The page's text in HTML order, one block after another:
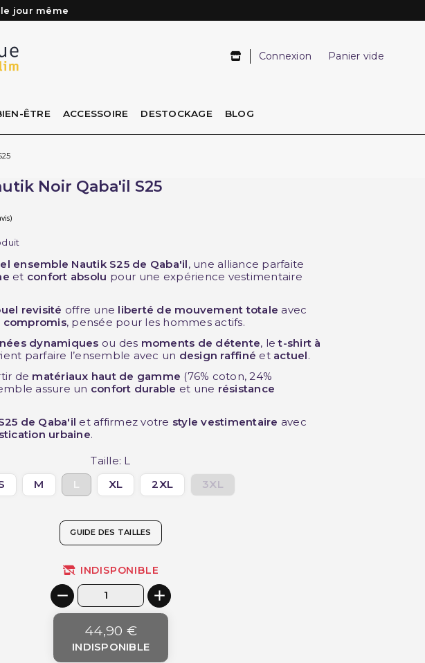
FAQ
(lun au Vend)
Connexion Panier vide
ÊTRE ACCESSOIRE DESTOCKAGE BLOG
Noir Qaba'il S25
ensemble Nautik S25 de Qaba'il, une alliance parfaite
et confort absolu pour une expérience vestimentaire
revisité offre une liberté de mouvement totale avec
compromis, pensée pour les hommes actifs.
dynamiques ou des moments de détente, let-shirt à
parfaire l’ensemble avec un design raffiné et actuel.
de matériaux haut de gamme (76% coton, 24%
assure un confort durable et une résistance
de Qaba'il et affirmez votre style vestimentaire avec
urbaine.
Taille: L
M L XL 2XL 3XL
GUIDE DES TAILLES
INDISPONIBLE
44,90 €
INDISPONIBLE